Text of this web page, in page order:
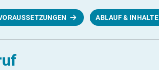
ABLAUF & INHALTE